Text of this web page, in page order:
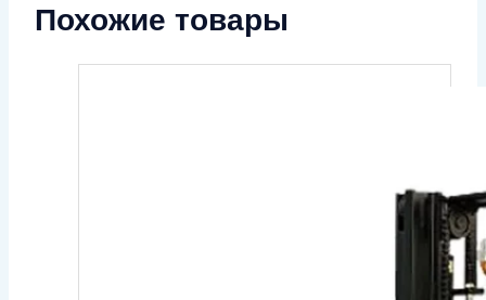
Похожие товары